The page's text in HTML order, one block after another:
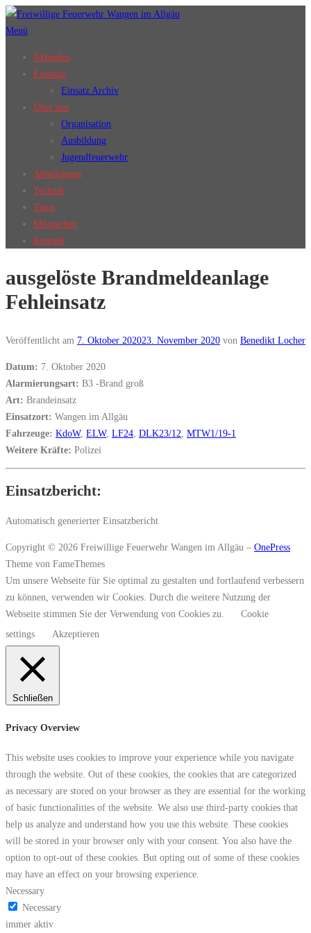
Zum
Inhalt
Menü
Aktuelles
Einsätze
Einsatz Archiv
Über uns
Organisation
Ausbildung
Jugendfeuerwehr
Abteilungen
Technik
Tipps
Mitmachen
Kontakt
ausgelöste Brandmeldeanlage
Fehleinsatz
Veröffentlicht am 7. Oktober 202023. November 2020 von Benedikt Locher
Datum: 7. Oktober 2020
Alarmierungsart: B3 -Brand groß
Art: Brandeinsatz
Einsatzort: Wangen im Allgäu
Fahrzeuge: KdoW, ELW, LF24 DLK23/12 MTW1/19-1
Weitere Kräfte: Polizei
Einsatzbericht:
Automatisch generierter Einsatzbericht
Copyright © 2026 Freiwillige Feuerwehr Wangen im Allgäu – OnePress
Theme von FameThemes
Um unsere Webseite für Sie optimal zu gestalten und fortlaufend verbessern
zu können, verwenden wir Cookies. Durch die weitere Nutzung der
Webseite stimmen Sie der Verwendung von Cookies zu.
Cookie
settings
Akzeptieren
Schließen
Privacy Overview
This website uses cookies to improve your experience while you navigate
through the website. Out of these cookies, the cookies that are categorized
as necessary are stored on your browser as they are essential for the working
of basic functionalities of the website. We also use third-party cookies that
help us analyze and understand how you use this website. These cookies
will be stored in your browser only with your consent. You also have the
option to opt-out of these cookies. But opting out of some of these cookies
may have an effect on your browsing experience.
Necessary
Necessary
immer aktiv